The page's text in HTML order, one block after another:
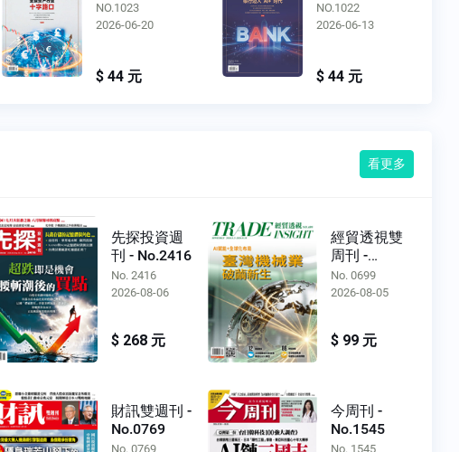
NO.1023
2026-06-20
$ 44 元
NO.1022
2026-06-13
$ 44 元
看更多
先探投資週
刊 - No.2416
No. 2416
2026-08-06
$ 268 元
經貿透視雙
周刊 -
No.0699
No. 0699
2026-08-05
$ 99 元
財訊雙週刊 -
No.0769
No. 0769
今周刊 -
No.1545
No. 1545